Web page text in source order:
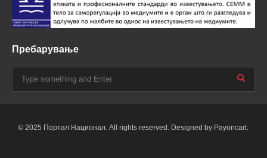
Пребарување
© 2025 Портал Национал. All rights reserved. Designed by Payoncart.